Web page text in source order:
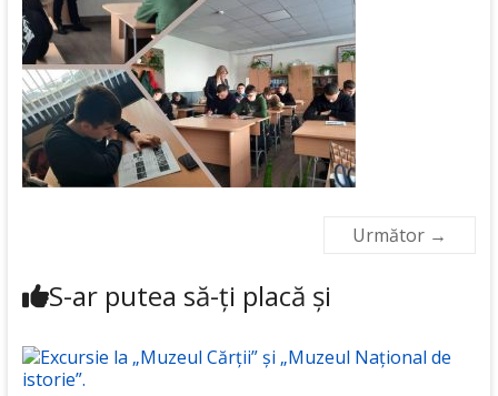
Următor →
S-ar putea să-ți placă și